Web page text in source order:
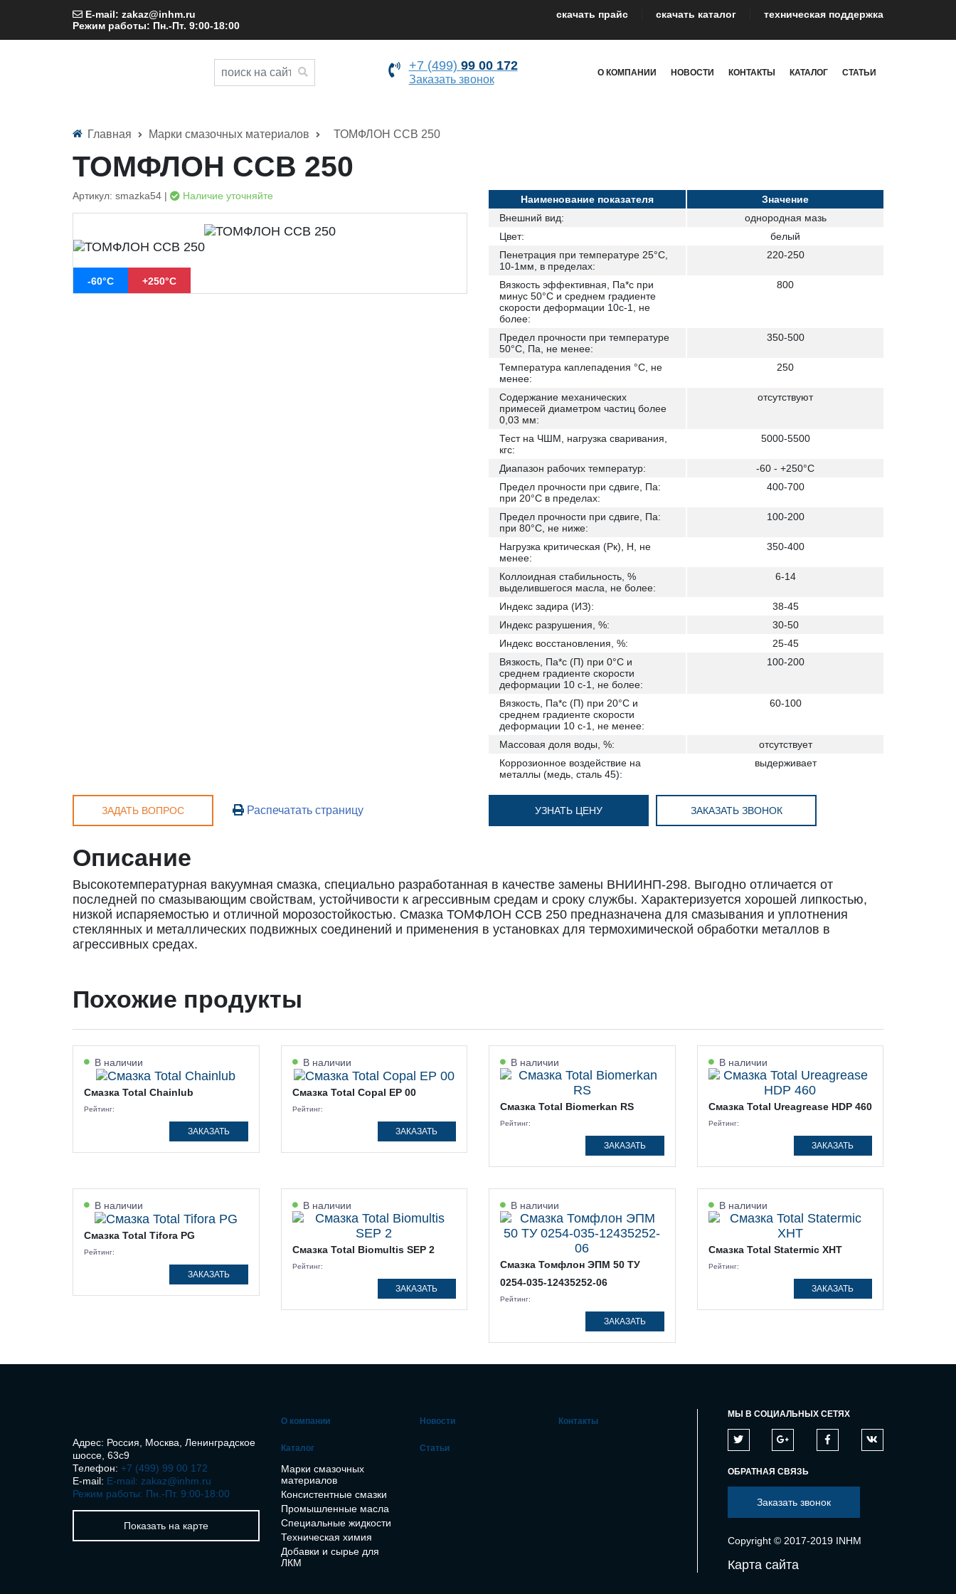
E-mail: zakaz@inhm.ru
Режим работы: Пн.-Пт. 9:00-18:00
cкачать прайс cкачать каталог техническая поддержка
+7 (499) 99 00 172
Заказать звонок
О КОМПАНИИ НОВОСТИ КОНТАКТЫ КАТАЛОГ СТАТЬИ
Главная Марки смазочных материалов ТОМФЛОН ССВ 250
ТОМФЛОН ССВ 250
Артикул: smazka54 | Наличие уточняйте
-60°C +250°C
Наименование показателя
Значение
Внешний вид:
однородная мазь
Цвет:
белый
Пенетрация при температуре 25°С,
10-1мм, в пределах:
220-250
Вязкость эффективная, Па*с при
минус 50°С и среднем градиенте
скорости деформации 10с-1, не
более:
800
Предел прочности при температуре
50°С, Па, не менее:
350-500
Температура каплепадения °С, не
менее:
250
Содержание механических
примесей диаметром частиц более
0,03 мм:
отсутствуют
Тест на ЧШМ, нагрузка сваривания,
кгс:
5000-5500
Диапазон рабочих температур:
-60 - +250°C
Предел прочности при сдвиге, Па:
при 20°С в пределах:
400-700
Предел прочности при сдвиге, Па:
при 80°С, не ниже:
100-200
Нагрузка критическая (Рк), Н, не
менее:
350-400
Коллоидная стабильность, %
выделившегося масла, не более:
6-14
Индекс задира (ИЗ):
38-45
Индекс разрушения, %:
30-50
Индекс восстановления, %:
25-45
Вязкость, Па*с (П) при 0°C и
среднем градиенте скорости
деформации 10 с-1, не более:
100-200
Вязкость, Па*с (П) при 20°C и
среднем градиенте скорости
деформации 10 с-1, не менее:
60-100
Массовая доля воды, %:
отсутствует
Коррозионное воздействие на
металлы (медь, сталь 45):
выдерживает
УЗНАТЬ ЦЕНУ ЗАКАЗАТЬ ЗВОНОК
ЗАДАТЬ ВОПРОС Распечатать страницу
Описание
Высокотемпературная вакуумная смазка, специально разработанная в качестве замены ВНИИНП-298. Выгодно отличается от
последней по смазывающим свойствам, устойчивости к агрессивным средам и сроку службы. Характеризуется хорошей липкостью,
низкой испаряемостью и отличной морозостойкостью. Смазка ТОМФЛОН ССВ 250 предназначена для смазывания и уплотнения
стеклянных и металлических подвижных соединений и применения в установках для термохимической обработки металлов в
агрессивных средах.
Похожие продукты
В наличии
Смазка Total Chainlub
Рейтинг:
ЗАКАЗАТЬ
В наличии
Смазка Total Copal EP 00
Рейтинг:
ЗАКАЗАТЬ
В наличии
Смазка Total Biomerkan RS
Рейтинг:
ЗАКАЗАТЬ
В наличии
Смазка Total Ureagrease HDP 460
Рейтинг:
ЗАКАЗАТЬ
В наличии
Смазка Total Tifora PG
Рейтинг:
ЗАКАЗАТЬ
В наличии
Смазка Total Biomultis SEP 2
Рейтинг:
ЗАКАЗАТЬ
В наличии
Смазка Томфлон ЭПМ 50 ТУ
0254-035-12435252-06
Рейтинг:
ЗАКАЗАТЬ
В наличии
Смазка Total Statermic XHT
Рейтинг:
ЗАКАЗАТЬ
Адрес: Россия, Москва, Ленинградское
шоссе, 63с9
Телефон: +7 (499) 99 00 172
E-mail: E-mail: zakaz@inhm.ru
Режим работы: Пн.-Пт. 9:00-18:00
Показать на карте
О компании Новости Контакты
Каталог
Марки смазочных
материалов
Консистентные смазки
Промышленные масла
Специальные жидкости
Техническая химия
Добавки и сырье для
ЛКМ
Статьи
МЫ В СОЦИАЛЬНЫХ СЕТЯХ
ОБРАТНАЯ СВЯЗЬ
Заказать звонок
Copyright © 2017-2019 INHM
Карта сайта